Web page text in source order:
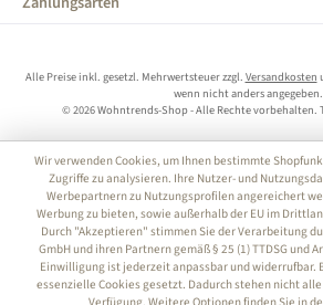
Alle Preise inkl. gesetzl. Mehrwertsteuer zzgl. Versandkosten
wenn nicht anders angegeben.
© 2026 Wohntrends-Shop - Alle Rechte vorbehalten.
Wir verwenden Cookies, um Ihnen bestimmte
Zugriffe zu analysieren. Ihre Nutzer- und
Werbepartnern zu Nutzungsprofilen angereichert
Werbung zu bieten, sowie außerhalb der EU im
Durch "Akzeptieren" stimmen Sie der Verarbeitung
GmbH und ihren Partnern gemäß § 25 (1) TTDSG und
Einwilligung ist jederzeit anpassbar und widerrufbar.
essenzielle Cookies gesetzt. Dadurch stehen nicht